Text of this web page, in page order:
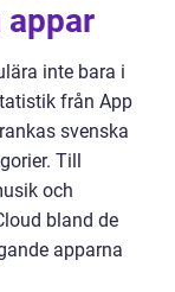
appar
inte bara i
från App
svenska
Till
och
bland de
apparna